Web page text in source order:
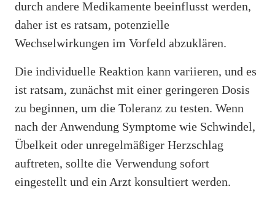
durch andere Medikamente beeinflusst werden,
daher ist es ratsam, potenzielle
Wechselwirkungen im Vorfeld abzuklären.
Die individuelle Reaktion kann variieren, und es
ist ratsam, zunächst mit einer geringeren Dosis
zu beginnen, um die Toleranz zu testen. Wenn
nach der Anwendung Symptome wie Schwindel,
Übelkeit oder unregelmäßiger Herzschlag
auftreten, sollte die Verwendung sofort
eingestellt und ein Arzt konsultiert werden.